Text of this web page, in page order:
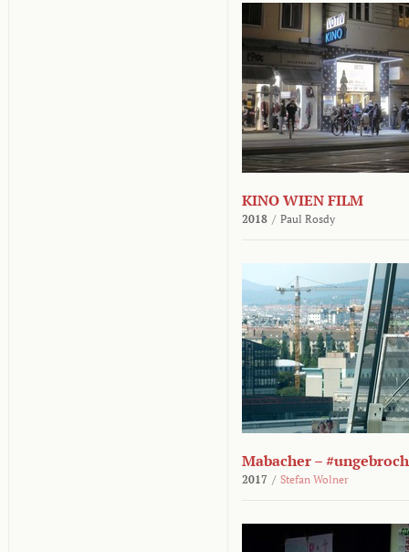
KINO WIEN FILM
2018 / Paul Rosdy
Mabacher –
2017 / Stefan Wolner